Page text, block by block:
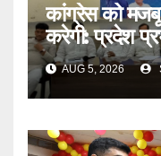
कांग्रेस को
करेगी: प्रदेश
AUG 5, 2026